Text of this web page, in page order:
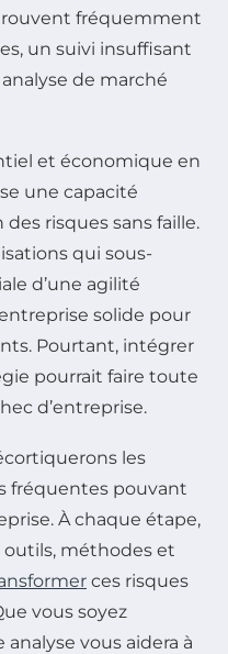
fréquemment
un suivi insuffisant
de marché
et économique en
une capacité
risques sans faille.
qui sous-
d’une agilité
solide pour
Pourtant, intégrer
pourrait faire toute
d’entreprise.
les
fréquentes pouvant
À chaque étape,
outils, méthodes et
ces risques
vous soyez
vous aidera à